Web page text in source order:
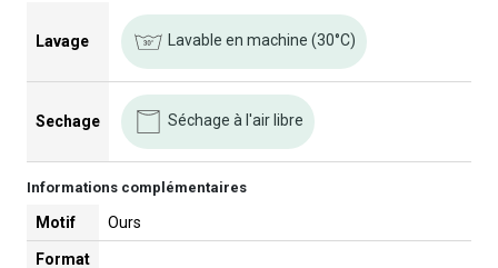
Lavage Lavable en machine (30°C)
Sechage Séchage à l'air libre
Informations complémentaires
Motif Ours
Format